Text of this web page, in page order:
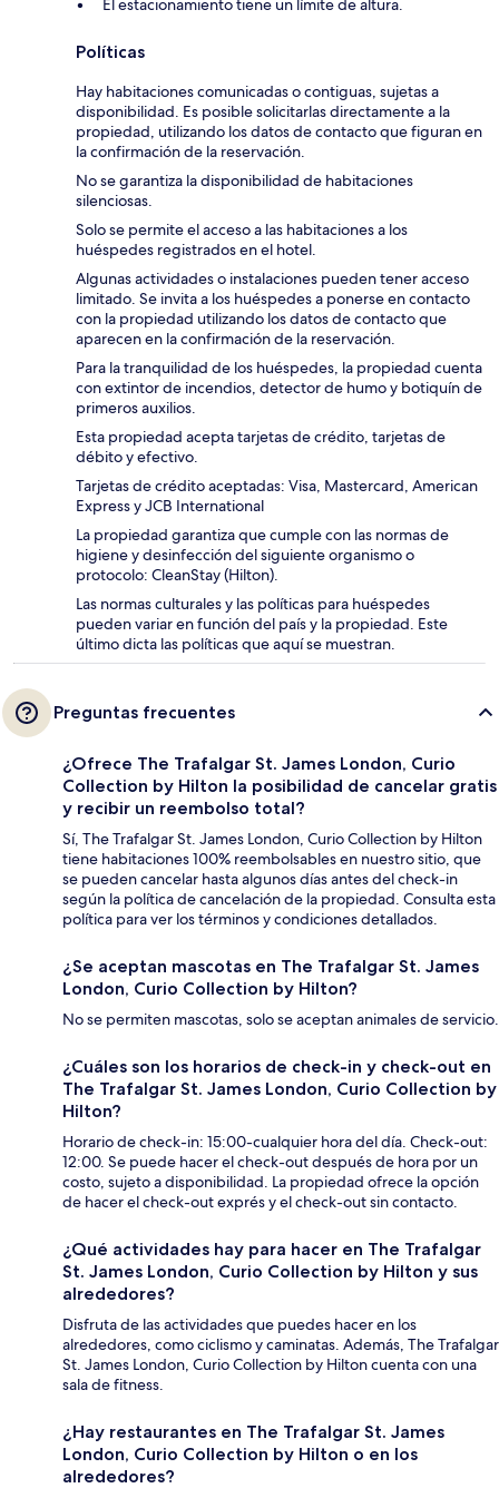
El estacionamiento tiene un límite de altura.
Políticas
Hay habitaciones comunicadas o contiguas, sujetas a
disponibilidad. Es posible solicitarlas directamente a la
propiedad, utilizando los datos de contacto que figuran en
la confirmación de la reservación.
No se garantiza la disponibilidad de habitaciones
silenciosas.
Solo se permite el acceso a las habitaciones a los
huéspedes registrados en el hotel.
Algunas actividades o instalaciones pueden tener acceso
limitado. Se invita a los huéspedes a ponerse en contacto
con la propiedad utilizando los datos de contacto que
aparecen en la confirmación de la reservación.
Para la tranquilidad de los huéspedes, la propiedad cuenta
con extintor de incendios, detector de humo y botiquín de
primeros auxilios.
Esta propiedad acepta tarjetas de crédito, tarjetas de
débito y efectivo.
Tarjetas de crédito aceptadas: Visa, Mastercard, American
Express y JCB International
La propiedad garantiza que cumple con las normas de
higiene y desinfección del siguiente organismo o
protocolo: CleanStay (Hilton).
Las normas culturales y las políticas para huéspedes
pueden variar en función del país y la propiedad. Este
último dicta las políticas que aquí se muestran.
Preguntas frecuentes
¿Ofrece The Trafalgar St. James London, Curio
Collection by Hilton la posibilidad de cancelar gratis
y recibir un reembolso total?
Sí, The Trafalgar St. James London, Curio Collection by Hilton
tiene habitaciones 100% reembolsables en nuestro sitio, que
se pueden cancelar hasta algunos días antes del check-in
según la política de cancelación de la propiedad. Consulta esta
política para ver los términos y condiciones detallados.
¿Se aceptan mascotas en The Trafalgar St. James
London, Curio Collection by Hilton?
No se permiten mascotas, solo se aceptan animales de servicio.
¿Cuáles son los horarios de check-in y check-out en
The Trafalgar St. James London, Curio Collection by
Hilton?
Horario de check-in: 15:00-cualquier hora del día. Check-out:
12:00. Se puede hacer el check-out después de hora por un
costo, sujeto a disponibilidad. La propiedad ofrece la opción
de hacer el check-out exprés y el check-out sin contacto.
¿Qué actividades hay para hacer en The Trafalgar
St. James London, Curio Collection by Hilton y sus
alrededores?
Disfruta de las actividades que puedes hacer en los
alrededores, como ciclismo y caminatas. Además, The Trafalgar
St. James London, Curio Collection by Hilton cuenta con una
sala de fitness.
¿Hay restaurantes en The Trafalgar St. James
London, Curio Collection by Hilton o en los
alrededores?